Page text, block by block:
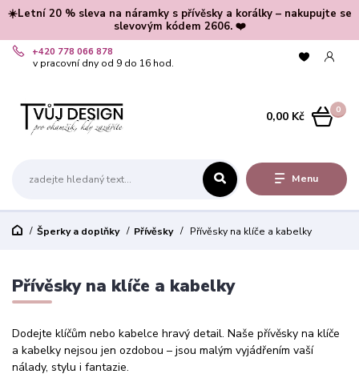
☀️Letní 20 % sleva na náramky s přívěsky a korálky – nakupujte se
slevovým kódem 2606. ❤️
Menu
+420 778 066 878
v pracovní dny od 9 do 16 hod.
0
0,00 Kč
Šperky a doplňky Přívěsky Přívěsky na klíče a kabelky
Přívěsky na klíče a kabelky
Dodejte klíčům nebo kabelce hravý detail. Naše přívěsky na klíče
a kabelky nejsou jen ozdobou – jsou malým vyjádřením vaší
nálady, stylu i fantazie.